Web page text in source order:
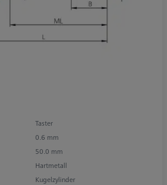
Taster
0.6 mm
50.0 mm
Hartmetall
Kugelzylinder